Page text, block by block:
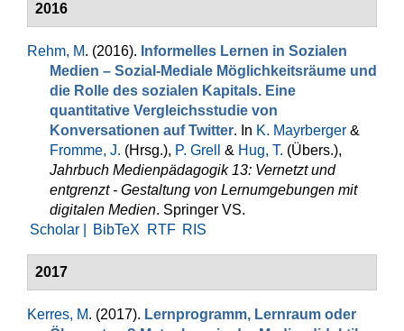
2016
Rehm, M. (2016). Informelles Lernen in Sozialen
Medien – Sozial-Mediale Möglichkeitsräume und
die Rolle des sozialen Kapitals. Eine
quantitative Vergleichsstudie von
Konversationen auf Twitter. In K. Mayrberger &
Fromme, J. (Hrsg.), P. Grell & Hug, T. (Übers.),
Jahrbuch Medienpädagogik 13: Vernetzt und
entgrenzt - Gestaltung von Lernumgebungen mit
digitalen Medien. Springer VS.
Scholar |
BibTeX RTF RIS
2017
Kerres, M. (2017). Lernprogramm, Lernraum oder